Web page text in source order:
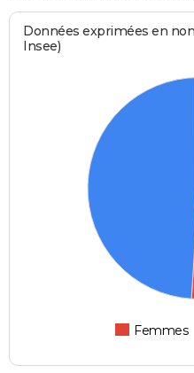
Données exprimées en
Insee)
Femmes